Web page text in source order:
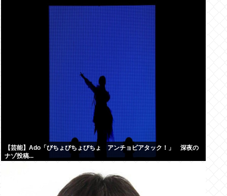
【芸能】Ado「びちょびちょびちょ アンチョビアタック！」 深夜の
ナゾ投稿...